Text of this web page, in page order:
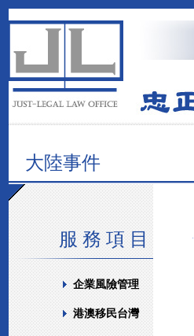
大陸事件
服 務 項 目
企業風險管理
港澳移民台灣